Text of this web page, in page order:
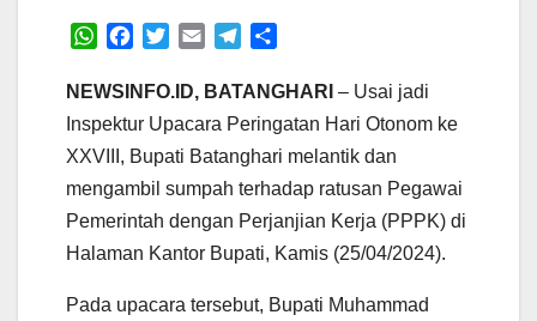
W
a
A
p
p
c
o
o
k
i
e
r
a
l
r
a
m
a
e
NEWSINFO.ID, BATANGHARI – Usai jadi
Inspektur Upacara Peringatan Hari Otonom ke
XXVIII, Bupati Batanghari melantik dan
mengambil sumpah terhadap ratusan Pegawai
Pemerintah dengan Perjanjian Kerja (PPPK) di
Halaman Kantor Bupati, Kamis (25/04/2024).
Pada upacara tersebut, Bupati Muhammad